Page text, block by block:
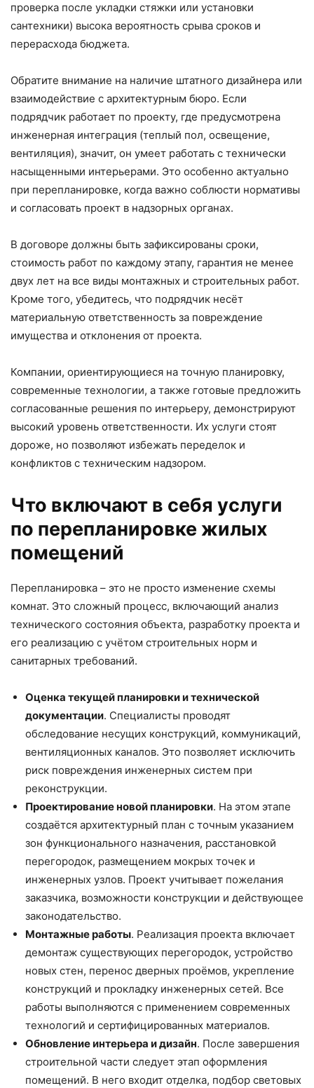
проверка после укладки стяжки или установки
сантехники) высока вероятность срыва сроков и
перерасхода бюджета.
Обратите внимание на наличие штатного дизайнера или
взаимодействие с архитектурным бюро. Если
подрядчик работает по проекту, где предусмотрена
инженерная интеграция (теплый пол, освещение,
вентиляция), значит, он умеет работать с технически
насыщенными интерьерами. Это особенно актуально
при перепланировке, когда важно соблюсти нормативы
и согласовать проект в надзорных органах.
В договоре должны быть зафиксированы сроки,
стоимость работ по каждому этапу, гарантия не менее
двух лет на все виды монтажных и строительных работ.
Кроме того, убедитесь, что подрядчик несёт
материальную ответственность за повреждение
имущества и отклонения от проекта.
Компании, ориентирующиеся на точную планировку,
современные технологии, а также готовые предложить
согласованные решения по интерьеру, демонстрируют
высокий уровень ответственности. Их услуги стоят
дороже, но позволяют избежать переделок и
конфликтов с техническим надзором.
Что включают в себя услуги
по перепланировке жилых
помещений
Перепланировка – это не просто изменение схемы
комнат. Это сложный процесс, включающий анализ
технического состояния объекта, разработку проекта и
его реализацию с учётом строительных норм и
санитарных требований.
Оценка текущей планировки и технической
документации. Специалисты проводят
обследование несущих конструкций, коммуникаций,
вентиляционных каналов. Это позволяет исключить
риск повреждения инженерных систем при
реконструкции.
Проектирование новой планировки. На этом этапе
создаётся архитектурный план с точным указанием
зон функционального назначения, расстановкой
перегородок, размещением мокрых точек и
инженерных узлов. Проект учитывает пожелания
заказчика, возможности конструкции и действующее
законодательство.
Монтажные работы. Реализация проекта включает
демонтаж существующих перегородок, устройство
новых стен, перенос дверных проёмов, укрепление
конструкций и прокладку инженерных сетей. Все
работы выполняются с применением современных
технологий и сертифицированных материалов.
Обновление интерьера и дизайн. После завершения
строительной части следует этап оформления
помещений. В него входит отделка, подбор световых